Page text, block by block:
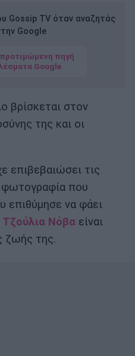
Gossip TV όταν αναζητάς
Google
πηγή
Google
βρίσκεται στον
της και οι
επιβεβαιώσει τις
που
επιθύμησε να φάει
Τζούλια Νόβα είναι
ζωής της.